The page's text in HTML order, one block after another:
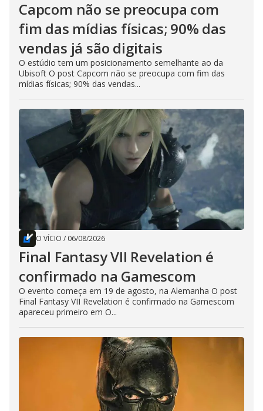
Capcom não se preocupa com
fim das mídias físicas; 90% das
vendas já são digitais
O estúdio tem um posicionamento semelhante ao da
Ubisoft O post Capcom não se preocupa com fim das
mídias físicas; 90% das vendas...
O VÍCIO / 06/08/2026
Final Fantasy VII Revelation é
confirmado na Gamescom
O evento começa em 19 de agosto, na Alemanha O post
Final Fantasy VII Revelation é confirmado na Gamescom
apareceu primeiro em O...